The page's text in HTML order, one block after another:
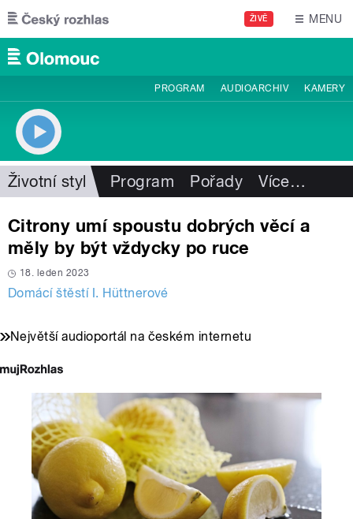
Přejít k hlavnímu obsahu
ŽIVĚ MENU
PROGRAM AUDIOARCHIV KAMERY
Životní styl Program Pořady Více…
Citrony umí spoustu dobrých věcí a
měly by být vždycky po ruce
18. leden 2023
Domácí štěstí I. Hüttnerové
Největší audioportál na českém internetu